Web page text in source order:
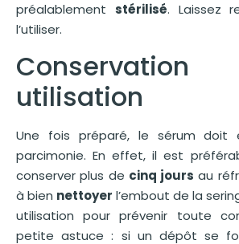
préalablement stérilisé. Laissez
l’utiliser.
utilisation
Une fois préparé, le sérum doit
parcimonie. En effet, il est
conserver plus de cinq jours au
à bien nettoyer l’embout de la
utilisation pour prévenir toute
petite astuce : si un dépôt se